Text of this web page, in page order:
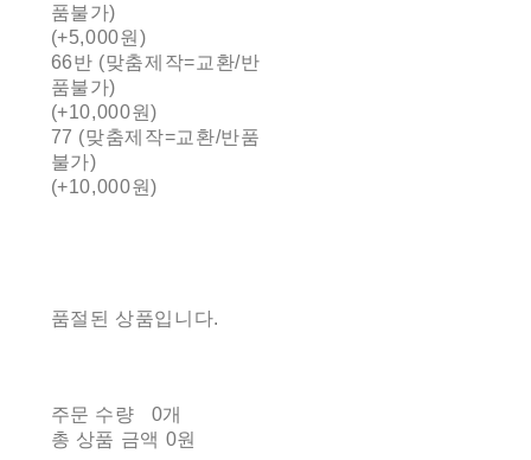
품불가)
(+5,000원)
66반 (맞춤제작=교환/반
품불가)
(+10,000원)
77 (맞춤제작=교환/반품
불가)
(+10,000원)
품절된 상품입니다.
주문 수량
0개
총 상품 금액 0원